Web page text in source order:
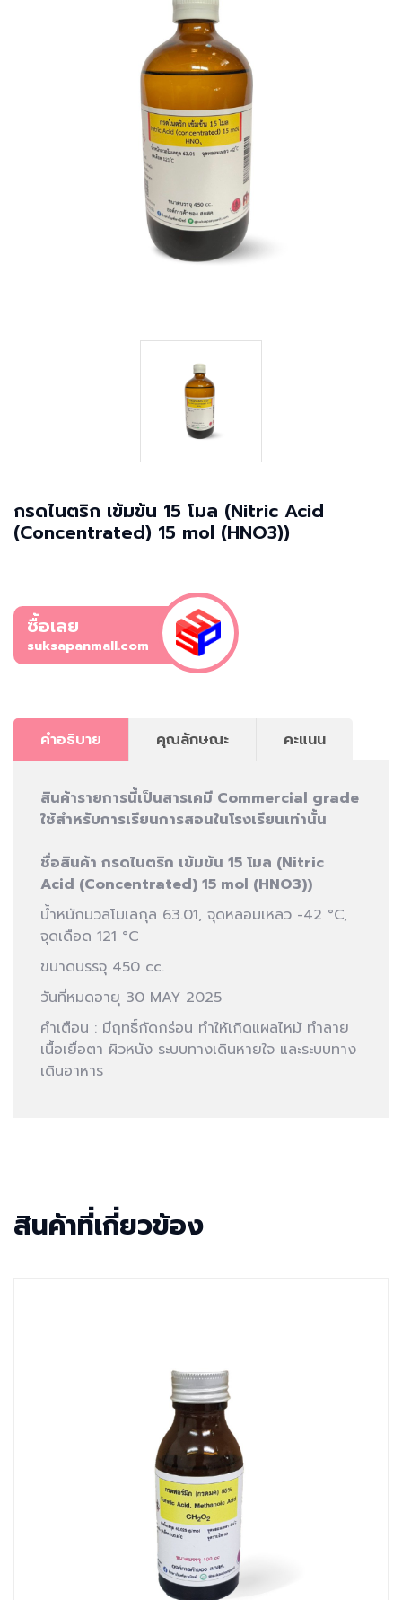
กรดไนตริก เข้มข้น 15 โมล (Nitric Acid
(Concentrated) 15 mol (HNO3))
ซื้อเลย
suksapanmall.com
คำอธิบาย คุณลักษณะ คะแนน
สินค้ารายการนี้เป็นสารเคมี Commercial grade
ใช้สำหรับการเรียนการสอนในโรงเรียนเท่านั้น
ชื่อสินค้า กรดไนตริก เข้มข้น 15 โมล (Nitric
Acid (Concentrated) 15 mol (HNO3))
น้ำหนักมวลโมเลกุล 63.01, จุดหลอมเหลว -42 °C,
จุดเดือด 121 °C
ขนาดบรรจุ 450 cc.
วันที่หมดอายุ 30 MAY 2025
คำเตือน : มีฤทธิ์กัดกร่อน ทำให้เกิดแผลไหม้ ทำลาย
เนื้อเยื่อตา ผิวหนัง ระบบทางเดินหายใจ และระบบทาง
เดินอาหาร
สินค้าที่เกี่ยวข้อง